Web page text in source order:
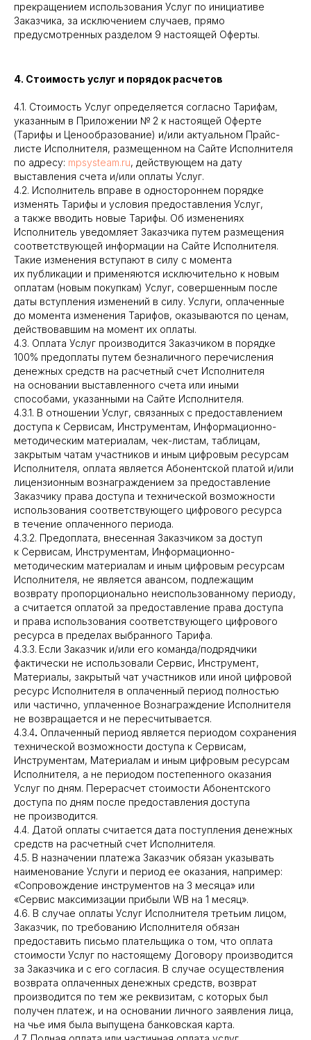
прекращением использования Услуг по инициативе
Заказчика, за исключением случаев, прямо
предусмотренных разделом 9 настоящей Оферты.
4. Стоимость услуг и порядок расчетов
4.1. Стоимость Услуг определяется согласно Тарифам,
указанным в Приложении № 2 к настоящей Оферте
(Тарифы и Ценообразование) и/или актуальном Прайс-
листе Исполнителя, размещенном на Сайте Исполнителя
по адресу: mpsysteam.ru, действующем на дату
выставления счета и/или оплаты Услуг.
4.2. Исполнитель вправе в одностороннем порядке
изменять Тарифы и условия предоставления Услуг,
а также вводить новые Тарифы. Об изменениях
Исполнитель уведомляет Заказчика путем размещения
соответствующей информации на Сайте Исполнителя.
Такие изменения вступают в силу с момента
их публикации и применяются исключительно к новым
оплатам (новым покупкам) Услуг, совершенным после
даты вступления изменений в силу. Услуги, оплаченные
до момента изменения Тарифов, оказываются по ценам,
действовавшим на момент их оплаты.
4.3. Оплата Услуг производится Заказчиком в порядке
100% предоплаты путем безналичного перечисления
денежных средств на расчетный счет Исполнителя
на основании выставленного счета или иными
способами, указанными на Сайте Исполнителя.
4.3.1. В отношении Услуг, связанных с предоставлением
доступа к Сервисам, Инструментам, Информационно-
методическим материалам, чек-листам, таблицам,
закрытым чатам участников и иным цифровым ресурсам
Исполнителя, оплата является Абонентской платой и/или
лицензионным вознаграждением за предоставление
Заказчику права доступа и технической возможности
использования соответствующего цифрового ресурса
в течение оплаченного периода.
4.3.2. Предоплата, внесенная Заказчиком за доступ
к Сервисам, Инструментам, Информационно-
методическим материалам и иным цифровым ресурсам
Исполнителя, не является авансом, подлежащим
возврату пропорционально неиспользованному периоду,
а считается оплатой за предоставление права доступа
и права использования соответствующего цифрового
ресурса в пределах выбранного Тарифа.
4.3.3. Если Заказчик и/или его команда/подрядчики
фактически не использовали Сервис, Инструмент,
Материалы, закрытый чат участников или иной цифровой
ресурс Исполнителя в оплаченный период полностью
или частично, уплаченное Вознаграждение Исполнителя
не возвращается и не пересчитывается.
4.3.4. Оплаченный период является периодом сохранения
технической возможности доступа к Сервисам,
Инструментам, Материалам и иным цифровым ресурсам
Исполнителя, а не периодом постепенного оказания
Услуг по дням. Перерасчет стоимости Абонентского
доступа по дням после предоставления доступа
не производится.
4.4. Датой оплаты считается дата поступления денежных
средств на расчетный счет Исполнителя.
4.5. В назначении платежа Заказчик обязан указывать
наименование Услуги и период ее оказания, например:
«Сопровождение инструментов на 3 месяца» или
«Сервис максимизации прибыли WB на 1 месяц».
4.6. В случае оплаты Услуг Исполнителя третьим лицом,
Заказчик, по требованию Исполнителя обязан
предоставить письмо плательщика о том, что оплата
стоимости Услуг по настоящему Договору производится
за Заказчика и с его согласия. В случае осуществления
возврата оплаченных денежных средств, возврат
производится по тем же реквизитам, с которых был
получен платеж, и на основании личного заявления лица,
на чье имя была выпущена банковская карта.